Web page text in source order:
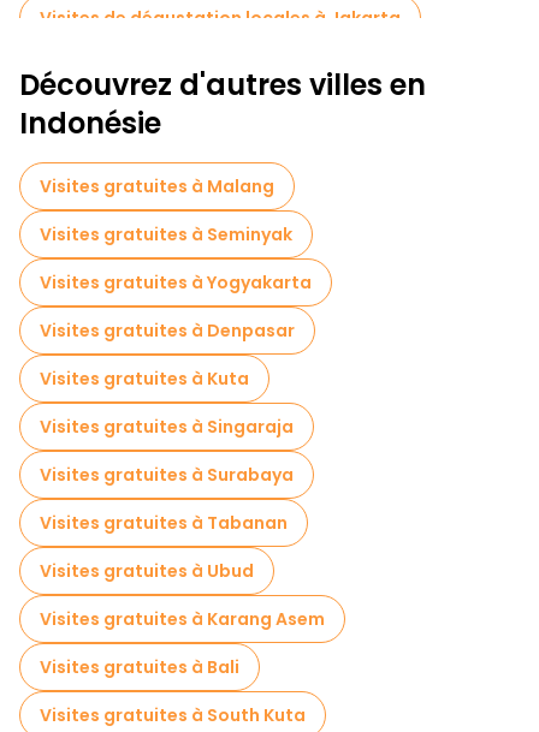
Visites de dégustation locales à Jakarta
Visites gastronomiques à Jakarta
Découvrez d'autres villes en
Indonésie
Visites gratuites à Malang
Visites gratuites à Seminyak
Visites gratuites à Yogyakarta
Visites gratuites à Denpasar
Visites gratuites à Kuta
Visites gratuites à Singaraja
Visites gratuites à Surabaya
Visites gratuites à Tabanan
Visites gratuites à Ubud
Visites gratuites à Karang Asem
Visites gratuites à Bali
Visites gratuites à South Kuta